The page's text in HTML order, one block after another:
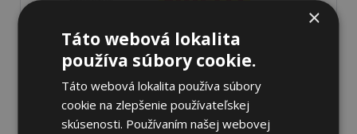
Pirelli SCORPION ALL
SEASON SF2
265/45 R21 108 H Celoročné
B A 72 dB
×
Táto webová lokalita
používa súbory cookie.
Táto webová lokalita používa súbory
cookie na zlepšenie používateľskej
skúsenosti. Používaním našej webovej